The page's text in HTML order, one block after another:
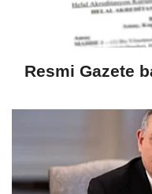
Resmi Gazete